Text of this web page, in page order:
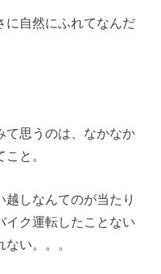
に自然にふれてなんだ
て思うのは、なかなか
と。
しなんてのが当たり
イク運転したことない
い。。。